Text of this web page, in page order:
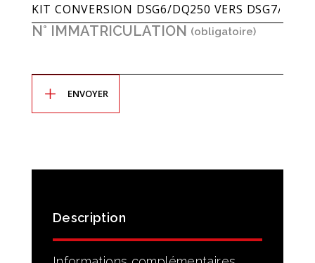
N° IMMATRICULATION
Description